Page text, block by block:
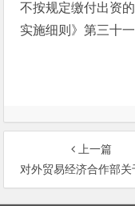
不按规定缴付出资
实施细则》第三十
上一篇
对外贸易经济合作部关于审批和管理外国企业在华常驻代表机构的实